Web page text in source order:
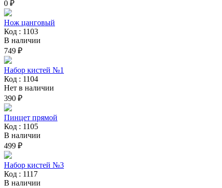
0 ₽
Нож цанговый
Код : 1103
В наличии
749 ₽
Набор кистей №1
Код : 1104
Нет в наличии
390 ₽
Пинцет прямой
Код : 1105
В наличии
499 ₽
Набор кистей №3
Код : 1117
В наличии